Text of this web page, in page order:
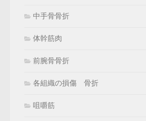
中手骨骨折
体幹筋肉
前腕骨骨折
各組織の損傷 骨折
咀嚼筋